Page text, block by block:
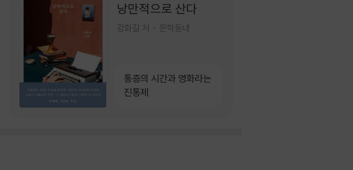
낭만적으로 산다
강화길 저 문학동네
통증의 시간과 영화라는
진통제